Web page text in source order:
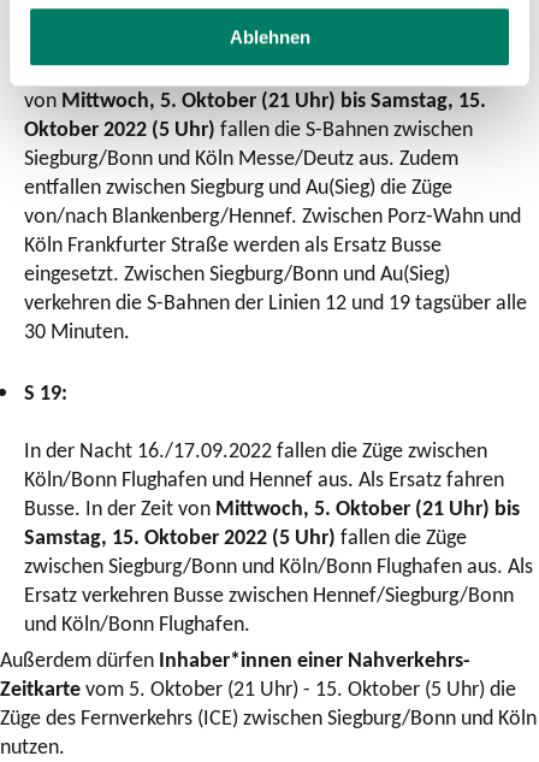
Ablehnen
Frankfurter Straße. Zudem kommt es zu einzelnen
Teilausfällen auf verschiedenen Abschnitten zwischen
Horrem und Köln Messe/Deutz/Hennef. In der Zeit
von Mittwoch, 5. Oktober (21 Uhr) bis Samstag, 15.
Oktober 2022 (5 Uhr) fallen die S-Bahnen zwischen
Siegburg/Bonn und Köln Messe/Deutz aus. Zudem
entfallen zwischen Siegburg und Au(Sieg) die Züge
von/nach Blankenberg/Hennef. Zwischen Porz-Wahn und
Köln Frankfurter Straße werden als Ersatz Busse
eingesetzt. Zwischen Siegburg/Bonn und Au(Sieg)
verkehren die S-Bahnen der Linien 12 und 19 tagsüber alle
30 Minuten.
S 19:
In der Nacht 16./17.09.2022 fallen die Züge zwischen
Köln/Bonn Flughafen und Hennef aus. Als Ersatz fahren
Busse. In der Zeit von Mittwoch, 5. Oktober (21 Uhr) bis
Samstag, 15. Oktober 2022 (5 Uhr) fallen die Züge
zwischen Siegburg/Bonn und Köln/Bonn Flughafen aus. Als
Ersatz verkehren Busse zwischen Hennef/Siegburg/Bonn
und Köln/Bonn Flughafen.
Außerdem dürfen Inhaber*innen einer Nahverkehrs-
Zeitkartevom 5. Oktober (21 Uhr) - 15. Oktober (5 Uhr) die
Züge des Fernverkehrs (ICE) zwischen Siegburg/Bonn und Köln
nutzen.